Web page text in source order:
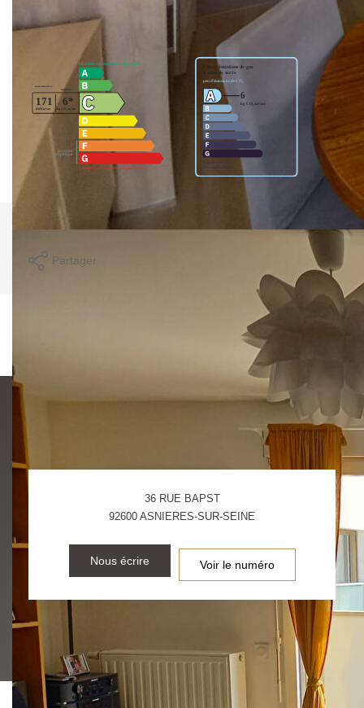
Diagnostics énergétiques
Imprimer
Partager Calculer mon budget
Ce bien est soumis à un diagnostic ERP (État
des Risques et Pollutions). Pour en savoir plus,
https://www.georisques.gouv.fr/
36 RUE BAPST
92600 ASNIERES-SUR-SEINE
Nous écrire Voir le numéro